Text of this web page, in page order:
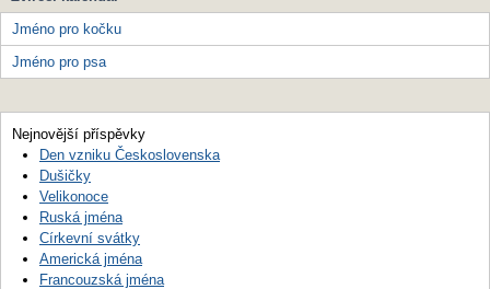
Jméno pro kočku
Jméno pro psa
Nejnovější příspěvky
Den vzniku Československa
Dušičky
Velikonoce
Ruská jména
Církevní svátky
Americká jména
Francouzská jména